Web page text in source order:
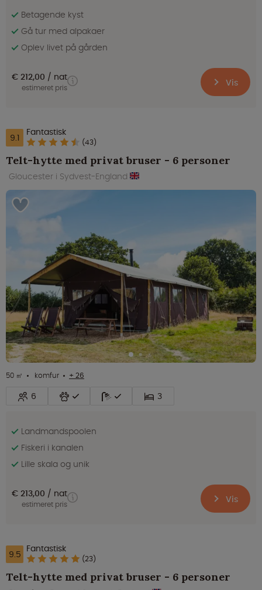
Betagende kyst
Gå tur med alpakaer
Oplev livet på gården
€ 212,00 nat
estimeret pris Vis
9.1 Fantastisk
(43)
Telt-hytte med privat bruser - 6 personer
Gloucester i Sydvest-England
50 ㎡ komfur + 26
6 3
Landmandspoolen
Fiskeri i kanalen
Lille skala og unik
€ 213,00 nat
estimeret pris Vis
9.5 Fantastisk
(23)
Telt-hytte med privat bruser - 6 personer